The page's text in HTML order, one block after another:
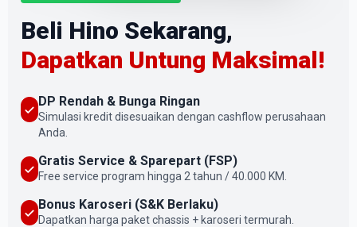
Beli Hino Sekarang,
Dapatkan Untung Maksimal!
DP Rendah & Bunga Ringan
Simulasi kredit disesuaikan dengan cashflow perusahaan
Anda.
Gratis Service & Sparepart (FSP)
Free service program hingga 2 tahun / 40.000 KM.
Bonus Karoseri (S&K Berlaku)
Dapatkan harga paket chassis + karoseri termurah.